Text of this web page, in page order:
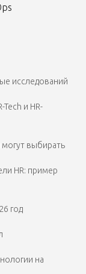
исследований
и HR-
могут выбирать
HR: пример
год
на